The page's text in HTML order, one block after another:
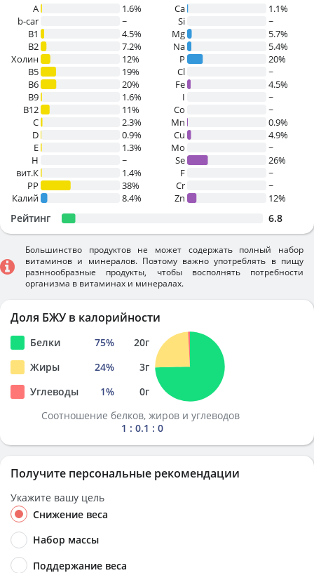
A
1.6%
b-car
~
В1
4.5%
B2
7.2%
Холин
12%
B5
19%
B6
20%
B9
1.6%
B12
11%
C
2.3%
D
0.9%
E
1.3%
H
~
вит.К
1.4%
PP
38%
Калий
8.4%
Ca
1.1%
Si
~
Mg
5.7%
Na
5.4%
P
20%
Cl
~
Fe
4.5%
I
~
Co
~
Mn
0.9%
Cu
4.9%
Mo
~
Se
26%
F
~
Cr
~
Zn
12%
Рейтинг 6.8
Большинство продуктов не может содержать полный набор
витаминов и минералов. Поэтому важно употреблять в пищу
разннообразные продукты, чтобы восполнять потребности
организма в витаминах и минералах.
Доля БЖУ в калорийности
Белки 75% 20г
Жиры
24% 3г
Углеводы
1% 0г
Соотношение белков, жиров и углеводов
1 : 0.1 : 0
Получите персональные рекомендации
Укажите вашу цель
Снижение веса
Набор массы
Поддержание веса